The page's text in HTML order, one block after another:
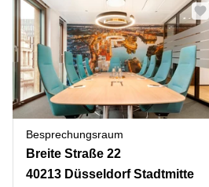
Coworking
Space
Seminarraum
Virtuelles
Büro
Geschäftsadresse
Hamburg
Geschäftsadresse
mieten
Düsseldorf
Geschäftsadresse
Stuttgart
Büro
Düsseldorf
Ruhrallee
9
Dortmund
Office Club
Ballindamm
3
Rahel-
Hirsch-
Straße
Berlin
Preis
Log-in
Besprechungsraum
Breite Straße 22
40213 Düsseldorf Stadtmitte